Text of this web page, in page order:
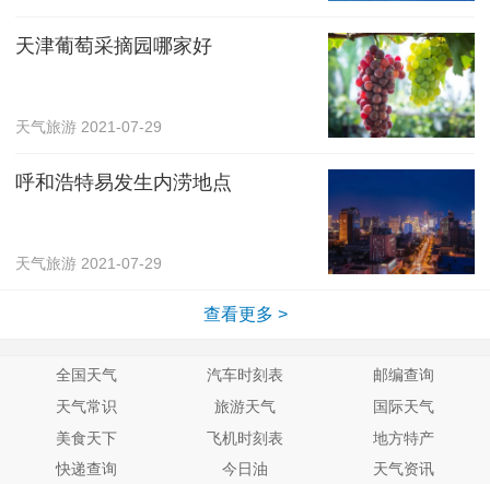
天津葡萄采摘园哪家好
天气旅游 2021-07-29
呼和浩特易发生内涝地点
天气旅游 2021-07-29
查看更多 >
全国天气 汽车时刻表
邮编查询
天气常识
旅游天气
国际天气
美食天下
飞机时刻表
地方特产
快递查询
今日油 天气资讯